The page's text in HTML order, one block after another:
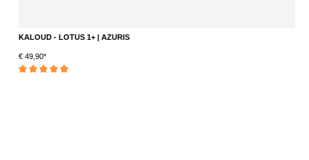
KALOUD - LOTUS 1+ | AZURIS
€ 49,90*